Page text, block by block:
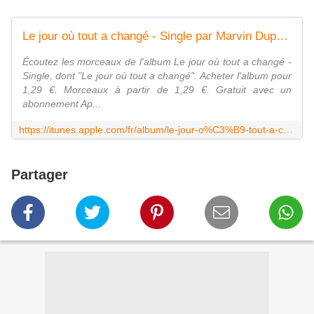
Le jour où tout a changé - Single par Marvin Dupré sur Apple Music
Écoutez les morceaux de l'album Le jour où tout a changé -
Single, dont "Le jour où tout a changé". Acheter l'album pour
1,29 €. Morceaux à partir de 1,29 €. Gratuit avec un
abonnement Ap...
Partager